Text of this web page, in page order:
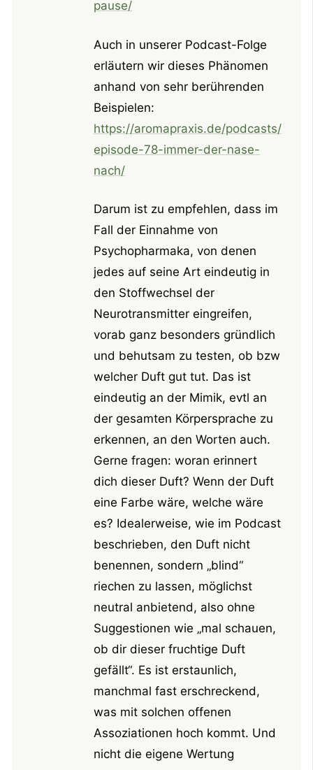
pause/
Auch in unserer Podcast-Folge
erläutern wir dieses Phänomen
anhand von sehr berührenden
Beispielen:
https://aromapraxis.de/podcasts/
episode-78-immer-der-nase-
nach/
Darum ist zu empfehlen, dass im
Fall der Einnahme von
Psychopharmaka, von denen
jedes auf seine Art eindeutig in
den Stoffwechsel der
Neurotransmitter eingreifen,
vorab ganz besonders gründlich
und behutsam zu testen, ob bzw
welcher Duft gut tut. Das ist
eindeutig an der Mimik, evtl an
der gesamten Körpersprache zu
erkennen, an den Worten auch.
Gerne fragen: woran erinnert
dich dieser Duft? Wenn der Duft
eine Farbe wäre, welche wäre
es? Idealerweise, wie im Podcast
beschrieben, den Duft nicht
benennen, sondern „blind“
riechen zu lassen, möglichst
neutral anbietend, also ohne
Suggestionen wie „mal schauen,
ob dir dieser fruchtige Duft
gefällt“. Es ist erstaunlich,
manchmal fast erschreckend,
was mit solchen offenen
Assoziationen hoch kommt. Und
nicht die eigene Wertung